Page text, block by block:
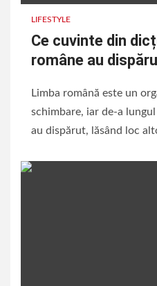
LIFESTYLE
Ce cuvinte din
române au
Limba română este un
schimbare, iar de-a
au dispărut, lăsând loc